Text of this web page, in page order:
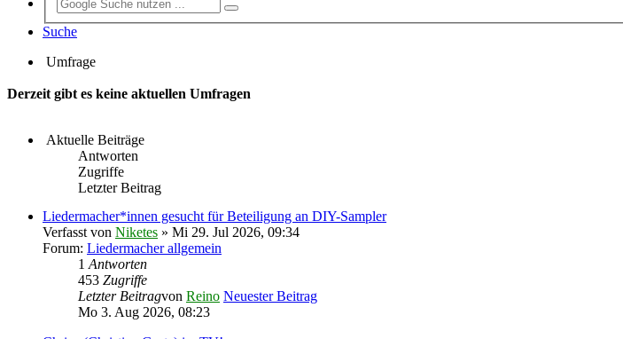
Suche
Umfrage
Derzeit gibt es keine aktuellen Umfragen
Aktuelle Beiträge
Antworten
Zugriffe
Letzter Beitrag
Liedermacher*innen gesucht für Beteiligung an DIY-Sampler
Verfasst von Niketes » Mi 29. Jul 2026, 09:34
Forum: Liedermacher allgemein
1 Antworten
453 Zugriffe
Letzter Beitragvon Reino Neuester Beitrag
Mo 3. Aug 2026, 08:23